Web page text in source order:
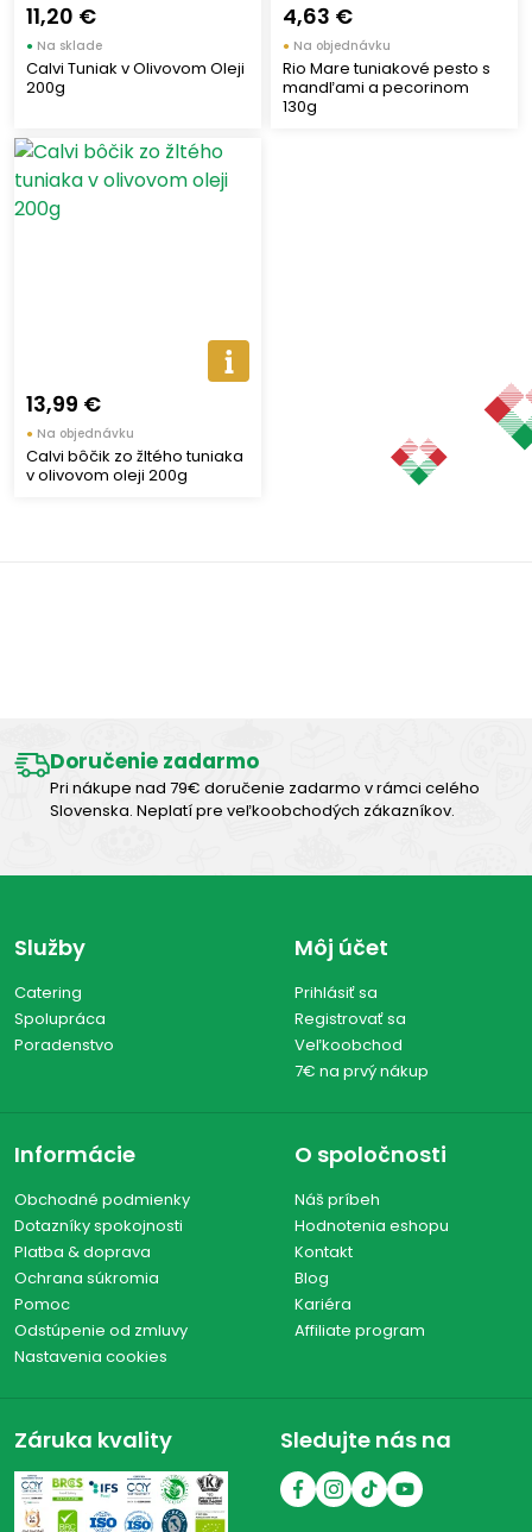
11,20 €
● Na sklade
Calvi Tuniak v Olivovom Oleji
200g
4,63 €
● Na objednávku
Rio Mare tuniakové pesto s
mandľami a pecorinom
130g
13,99 €
● Na objednávku
Calvi bôčik zo žltého tuniaka
v olivovom oleji 200g
Doručenie zadarmo
Pri nákupe nad 79€ doručenie zadarmo v rámci celého
Slovenska. Neplatí pre veľkoobchodých zákazníkov.
Služby
Catering
Spolupráca
Poradenstvo
Môj účet
Prihlásiť sa
Registrovať sa
Veľkoobchod
7€ na prvý nákup
Informácie
Obchodné podmienky
Dotazníky spokojnosti
Platba & doprava
Ochrana súkromia
Pomoc
Odstúpenie od zmluvy
Nastavenia cookies
O spoločnosti
Náš príbeh
Hodnotenia eshopu
Kontakt
Blog
Kariéra
Affiliate program
Záruka kvality Sledujte nás na